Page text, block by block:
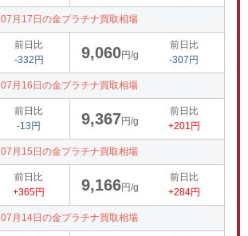
07月17日の金プラチナ買取相場
前日比
-332円
9,060円/g
前日比
-307円
07月16日の金プラチナ買取相場
前日比
-13円
9,367円/g
前日比
+201円
07月15日の金プラチナ買取相場
前日比
+365円
9,166円/g
前日比
+284円
07月14日の金プラチナ買取相場